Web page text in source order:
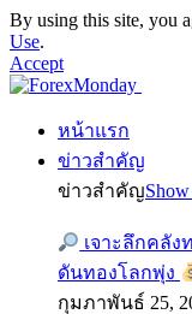
By using this site, you
Use.
Accept
หน้าแรก
ข่าวสำคัญ
ข่าวสำคัญ
เจาะลึกคลัง
ดันทองโลกพุ่ง
กุมภาพันธ์ 25,